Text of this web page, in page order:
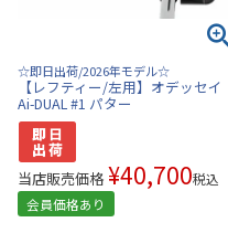
☆即日出荷/2026年モデル☆
【レフティー/左用】オデッセイ
Ai-DUAL #1 パター
当店販売価格 ¥40,700税込
会員価格あり